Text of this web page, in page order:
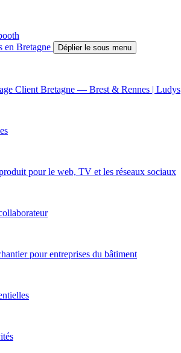
en Bretagne
Déplier le sous menu
Client Bretagne — Brest & Rennes | Ludys
pour le web, TV et les réseaux sociaux
pour entreprises du bâtiment